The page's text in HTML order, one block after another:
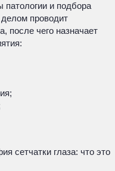
и подбора
проводит
после чего назначает
сетчатки глаза: что это